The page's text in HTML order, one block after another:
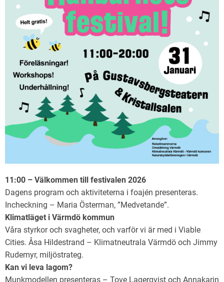
11:00 – Välkommen till festivalen 2026
Dagens program och aktiviteterna i foajén presenteras.
Incheckning – Maria Österman, ”Medvetande”.
Klimatläget i Värmdö kommun
Våra styrkor och svagheter, och varför vi är med i Viable
Cities. Åsa Hildestrand – Klimatneutrala Värmdö och Jimmy
Rudemyr, miljöstrateg.
Kan vi leva lagom?
Munkmodellen presenteras – Tove Lagerqvist och Annakarin